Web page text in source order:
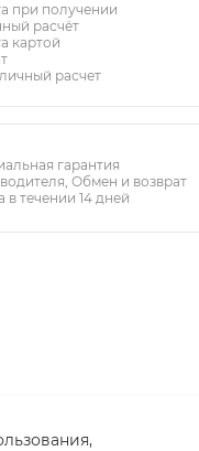
при получении
расчёт
картой
расчет
гарантия
Обмен и возврат
в течении 14 дней